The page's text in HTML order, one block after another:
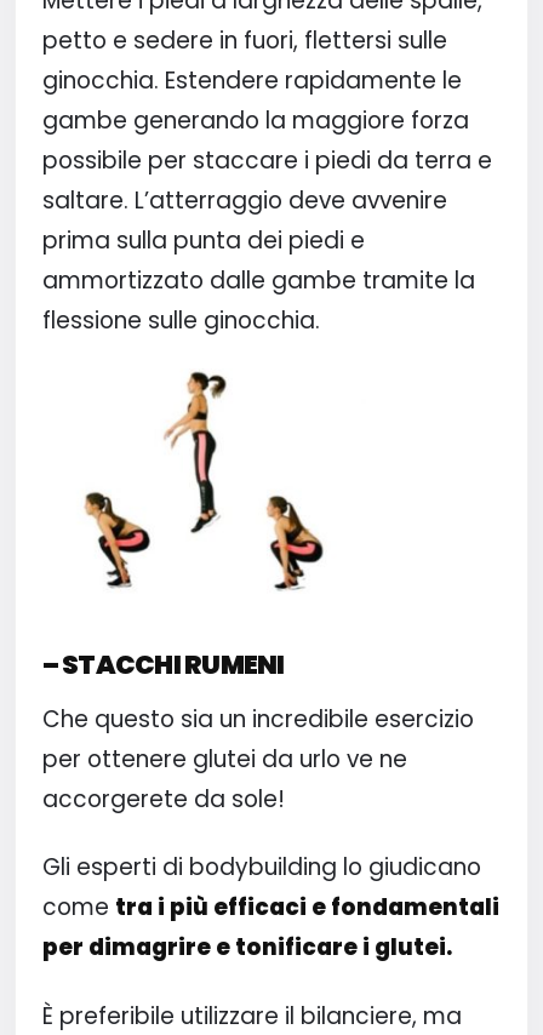
petto e sedere in fuori, flettersi sulle
ginocchia. Estendere rapidamente le
gambe generando la maggiore forza
possibile per staccare i piedi da terra e
saltare. L’atterraggio deve avvenire
prima sulla punta dei piedi e
ammortizzato dalle gambe tramite la
flessione sulle ginocchia.
– STACCHI RUMENI
Che questo sia un incredibile esercizio
per ottenere glutei da urlo ve ne
accorgerete da sole!
Gli esperti di bodybuilding lo giudicano
come tra i più efficaci e fondamentali
per dimagrire e tonificare i glutei.
È preferibile utilizzare il bilanciere, ma